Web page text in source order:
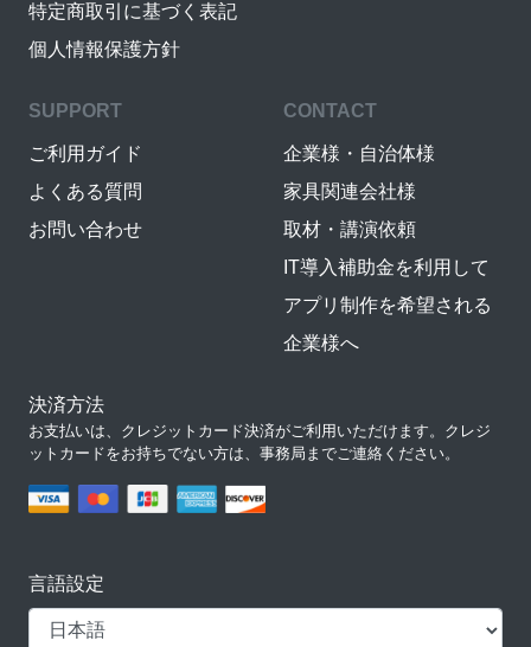
特定商取引に基づく表記
個人情報保護方針
SUPPORT
ご利用ガイド
よくある質問
お問い合わせ
CONTACT
企業様・自治体様
家具関連会社様
取材・講演依頼
IT導入補助金を利用して
アプリ制作を希望される
企業様へ
決済方法
お支払いは、クレジットカード決済がご利用いただけます。クレジ
ットカードをお持ちでない方は、事務局までご連絡ください。
言語設定